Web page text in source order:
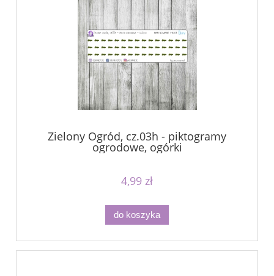
Zielony Ogród, cz.03h - piktogramy
ogrodowe, ogórki
4,99 zł
do koszyka